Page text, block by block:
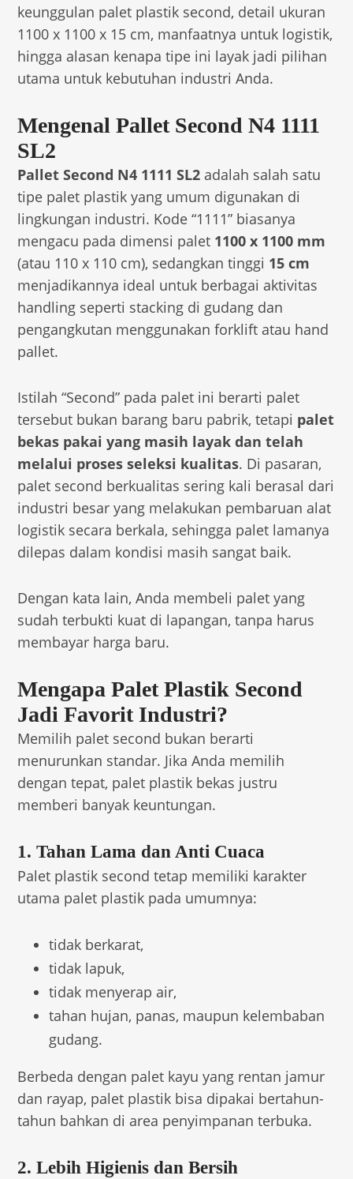
keunggulan palet plastik second, detail ukuran
1100 x 1100 x 15 cm, manfaatnya untuk logistik,
hingga alasan kenapa tipe ini layak jadi pilihan
utama untuk kebutuhan industri Anda.
Mengenal Pallet Second N4 1111
SL2
Pallet Second N4 1111 SL2 adalah salah satu
tipe palet plastik yang umum digunakan di
lingkungan industri. Kode “1111” biasanya
mengacu pada dimensi palet 1100 x 1100 mm
(atau 110 x 110 cm), sedangkan tinggi 15 cm
menjadikannya ideal untuk berbagai aktivitas
handling seperti stacking di gudang dan
pengangkutan menggunakan forklift atau hand
pallet.
Istilah “Second” pada palet ini berarti palet
tersebut bukan barang baru pabrik, tetapi palet
bekas pakai yang masih layak dan telah
melalui proses seleksi kualitas. Di pasaran,
palet second berkualitas sering kali berasal dari
industri besar yang melakukan pembaruan alat
logistik secara berkala, sehingga palet lamanya
dilepas dalam kondisi masih sangat baik.
Dengan kata lain, Anda membeli palet yang
sudah terbukti kuat di lapangan, tanpa harus
membayar harga baru.
Mengapa Palet Plastik Second
Jadi Favorit Industri?
Memilih palet second bukan berarti
menurunkan standar. Jika Anda memilih
dengan tepat, palet plastik bekas justru
memberi banyak keuntungan.
1. Tahan Lama dan Anti Cuaca
Palet plastik second tetap memiliki karakter
utama palet plastik pada umumnya:
tidak berkarat,
tidak lapuk,
tidak menyerap air,
tahan hujan, panas, maupun kelembaban
gudang.
Berbeda dengan palet kayu yang rentan jamur
dan rayap, palet plastik bisa dipakai bertahun-
tahun bahkan di area penyimpanan terbuka.
2. Lebih Higienis dan Bersih